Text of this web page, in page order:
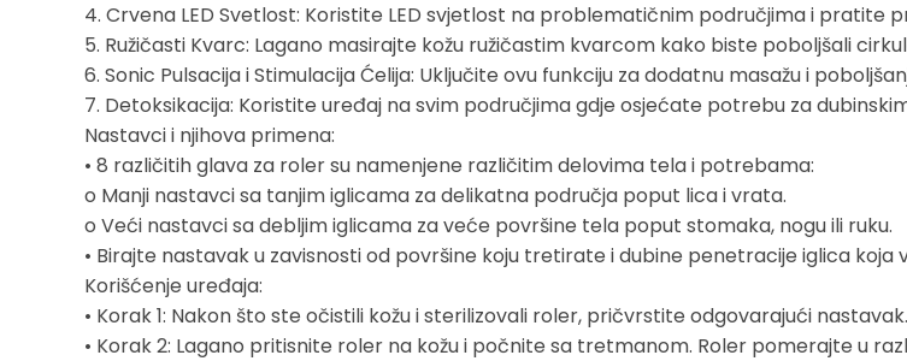
4. Crvena LED Svetlost: Koristite LED svjetlost na problematičnim područjima i
5. Ružičasti Kvarc: Lagano masirajte kožu ružičastim kvarcom kako biste poboljšali
6. Sonic Pulsacija i Stimulacija Ćelija: Uključite ovu funkciju za dodatnu masažu i
7. Detoksikacija: Koristite uređaj na svim područjima gdje osjećate potrebu za
Nastavci i njihova primena:
• 8 različitih glava za roler su namenjene različitim delovima tela i potrebama:
o Manji nastavci sa tanjim iglicama za delikatna područja poput lica i vrata.
o Veći nastavci sa debljim iglicama za veće površine tela poput stomaka, nogu ili ruku.
• Birajte nastavak u zavisnosti od površine koju tretirate i dubine penetracije iglica koja
Korišćenje uređaja:
• Korak 1: Nakon što ste očistili kožu i sterilizovali roler, pričvrstite odgovarajući nastavak.
• Korak 2: Lagano pritisnite roler na kožu i počnite sa tretmanom. Roler pomerajte u